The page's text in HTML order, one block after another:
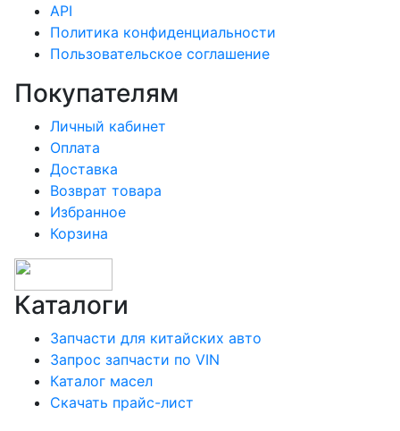
API
Политика конфиденциальности
Пользовательское соглашение
Покупателям
Личный кабинет
Оплата
Доставка
Возврат товара
Избранное
Корзина
Каталоги
Запчасти для китайских авто
Запрос запчасти по VIN
Каталог масел
Скачать прайс-лист